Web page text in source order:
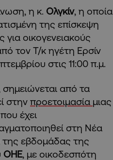
η κ. Ολγκίν, η οποία
της επίσκεψη
οικογενειακούς
τον Τ/κ ηγέτη Ερσίν
στις 11:00 π.μ.
σημειώνεται από τα
στην προετοιμασία μιας
έχει
στη Νέα
της εβδομάδας της
ΟΗΕ, με οικοδεσπότη